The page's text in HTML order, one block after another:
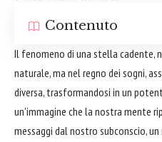
Contenuto
Il fenomeno di una stella cadente,
naturale, ma nel regno dei sogni,
diversa, trasformandosi in un
un'immagine che la nostra mente
messaggi dal nostro subconscio,